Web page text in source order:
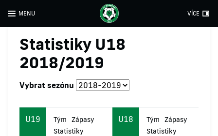
MENU VÍCE
Statistiky U18
2018/2019
Vybrat sezónu
U19 Tým
Zápasy
Statistiky
U18 Tým
Zápasy
Statistiky